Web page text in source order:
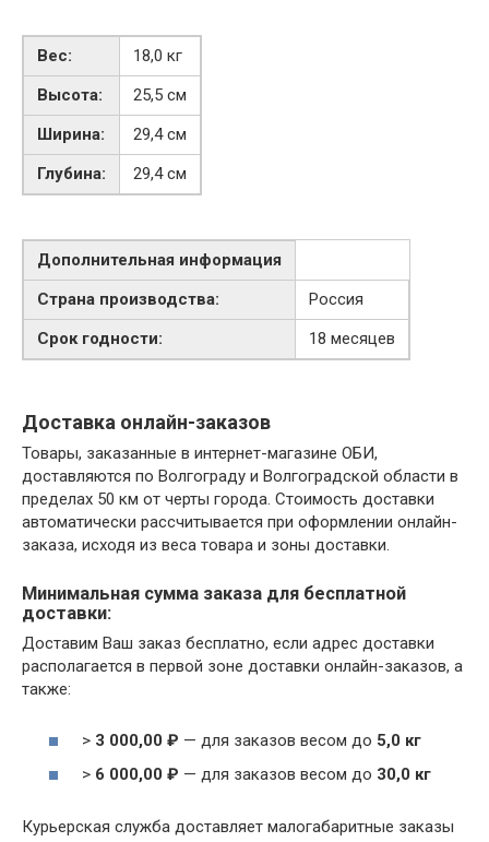
Вес: 18,0 кг
Высота:
25,5 см
Ширина:
29,4см
Глубина:
29,4см
Дополнительная информация
Страна производства:
Россия
Срок годности:
18 месяцев
Доставка онлайн-заказов
Товары, заказанные в интернет-магазине ОБИ,
доставляются по Волгограду и Волгоградской области в
пределах 50 км от черты города. Стоимость доставки
автоматически рассчитывается при оформлении онлайн-
заказа, исходя из веса товара и зоны доставки.
Минимальная сумма заказа для бесплатной
доставки:
Доставим Ваш заказ бесплатно, если адрес доставки
располагается в первой зоне доставки онлайн-заказов, а
также:
> 3 000,00 ₽ — для заказов весом до 5,0 кг
> 6 000,00 ₽ — для заказов весом до 30,0 кг
Курьерская служба доставляет малогабаритные заказы